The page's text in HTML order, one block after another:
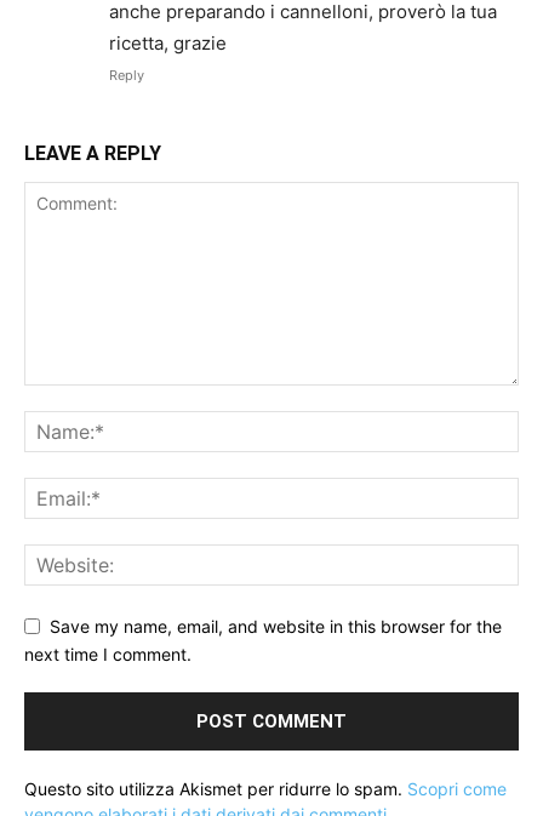
anche preparando i cannelloni, proverò la tua
ricetta, grazie
Reply
LEAVE A REPLY
Save my name, email, and website in this browser for the
next time I comment.
Questo sito utilizza Akismet per ridurre lo spam. Scopri come